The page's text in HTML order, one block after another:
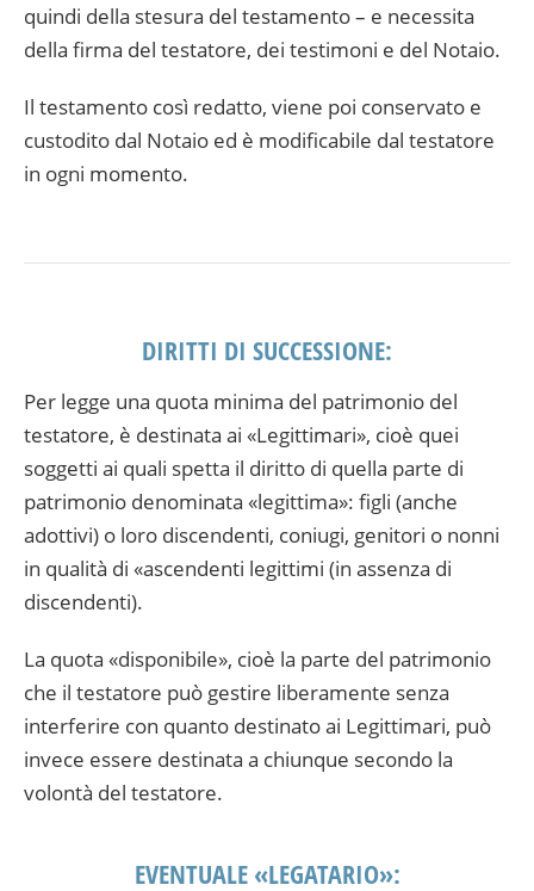
quindi della stesura del testamento – e necessita
della firma del testatore, dei testimoni e del Notaio.
Il testamento così redatto, viene poi conservato e
custodito dal Notaio ed è modificabile dal testatore
in ogni momento.
DIRITTI DI SUCCESSIONE:
Per legge una quota minima del patrimonio del
testatore, è destinata ai «Legittimari», cioè quei
soggetti ai quali spetta il diritto di quella parte di
patrimonio denominata «legittima»: figli (anche
adottivi) o loro discendenti, coniugi, genitori o nonni
in qualità di «ascendenti legittimi (in assenza di
discendenti).
La quota «disponibile», cioè la parte del patrimonio
che il testatore può gestire liberamente senza
interferire con quanto destinato ai Legittimari, può
invece essere destinata a chiunque secondo la
volontà del testatore.
EVENTUALE «LEGATARIO»: